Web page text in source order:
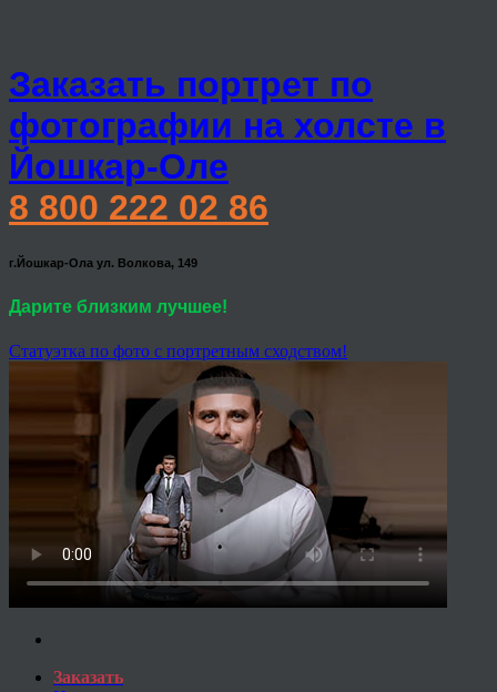
Заказать портрет по
фотографии на холсте в
Йошкар-Оле
8 800 222 02 86
г.Йошкар-Ола ул. Волкова, 149
Дарите близким лучшее!
Статуэтка по фото с портретным сходством!
Заказать